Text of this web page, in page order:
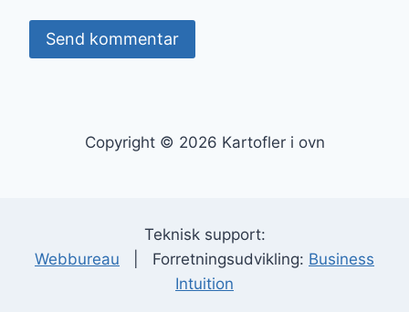
Copyright © 2026 Kartofler i ovn
Teknisk support:
Webbureau | Forretningsudvikling: Business
Intuition